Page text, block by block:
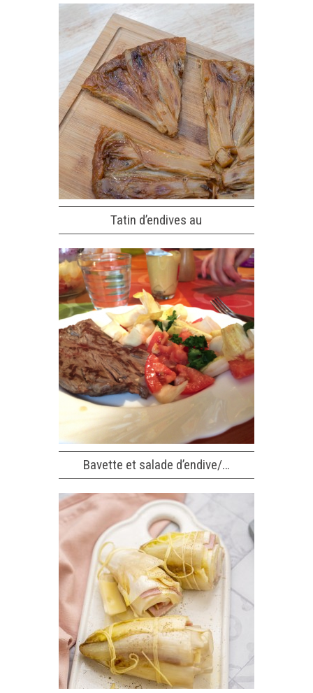
Tatin d’endives au
Bavette et salade d’endive/…